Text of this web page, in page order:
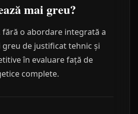
mai greu?
fără o abordare integrată a
de justificat tehnic și
în evaluare față de
complete.